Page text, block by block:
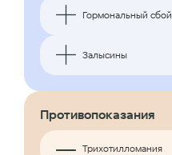
Гормональный сбой
Залысины
Противопоказания
Трихотилломания